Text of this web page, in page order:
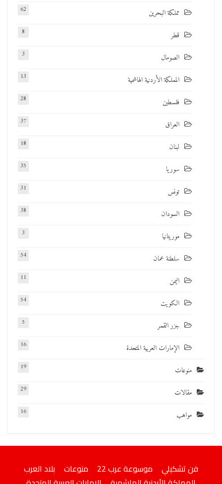
مملكة البحرين 62
قطر 8
الصومال 3
المملكة الأردنية الهاشمية 13
فلسطين 28
العراق 37
لبنان 18
سوريا 35
تونس 31
السودان 38
موريتانيا 3
سلطنة عمان 54
اليمن 11
الكويت 54
جزر القمر 5
الإمارات العربية المتحدة 16
منوعات 19
مقالات 29
مواهب 16
فن تشكيلي موسوعة عرب 22 منوعات
بلاد العرب